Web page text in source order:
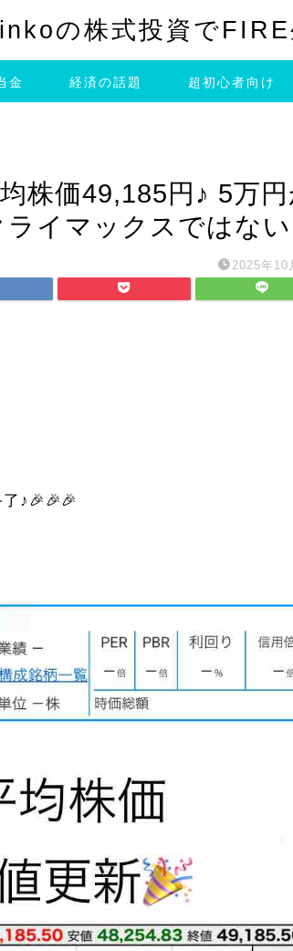
の株式投資でFIRE
金 経済の話題 超初心者向け
株価49,185円♪ 5万
イマックスではない
2025年10
♪🎉🎉🎉